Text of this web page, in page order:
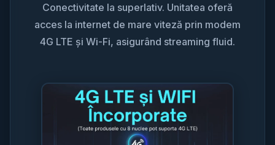
Conectivitate la superlativ. Unitatea oferă
acces la internet de mare viteză prin modem
4G LTE și Wi-Fi, asigurând streaming fluid.